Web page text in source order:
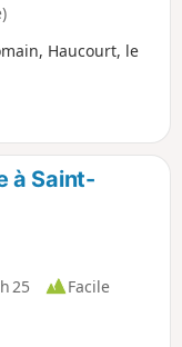
Haucourt, le
à Saint-
25
Facile